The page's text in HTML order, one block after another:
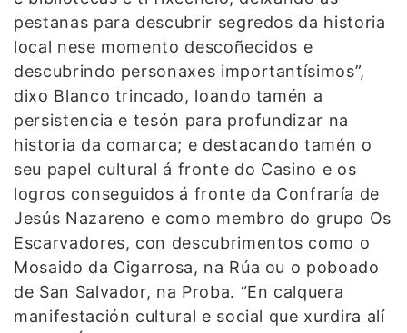
pestanas para descubrir segredos da historia
local nese momento descoñecidos e
descubrindo personaxes importantísimos”,
dixo Blanco trincado, loando tamén a
persistencia e tesón para profundizar na
historia da comarca; e destacando tamén o
seu papel cultural á fronte do Casino e os
logros conseguidos á fronte da Confraría de
Jesús Nazareno e como membro do grupo Os
Escarvadores, con descubrimentos como o
Mosaido da Cigarrosa, na Rúa ou o poboado
de San Salvador, na Proba. “En calquera
manifestación cultural e social que xurdira alí